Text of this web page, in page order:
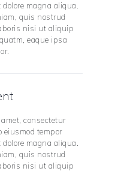
magna aliqua.
quis nostrud
nisi ut aliquip
eaque ipsa
consectetur
eiusmod tempor
magna aliqua.
quis nostrud
nisi ut aliquip